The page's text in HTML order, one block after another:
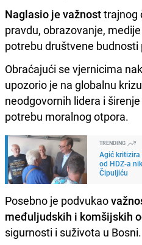
Naglasio je važnosttrajnog
pravdu, obrazovanje,
potrebu društvene budnosti
Obraćajući se vjernicima
upozorio je na globalnu
neodgovornih lidera i
potrebu moralnog otpora.
TRENDING
Agić
od HDZ-a
Čipuljiću
Posebno je podvukao
međuljudskih i komšijskih
sigurnosti i suživota u Bosni.